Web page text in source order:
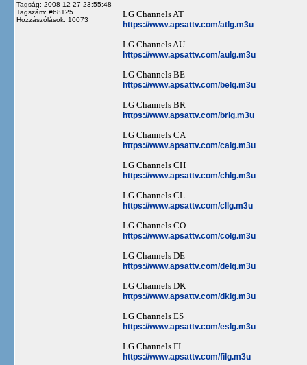
Tagság: 2008-12-27 23:55:48
Tagszám: #68125
Hozzászólások: 10073
LG Channels AT
https://www.apsattv.com/atlg.m3u
LG Channels AU
https://www.apsattv.com/aulg.m3u
LG Channels BE
https://www.apsattv.com/belg.m3u
LG Channels BR
https://www.apsattv.com/brlg.m3u
LG Channels CA
https://www.apsattv.com/calg.m3u
LG Channels CH
https://www.apsattv.com/chlg.m3u
LG Channels CL
https://www.apsattv.com/cllg.m3u
LG Channels CO
https://www.apsattv.com/colg.m3u
LG Channels DE
https://www.apsattv.com/delg.m3u
LG Channels DK
https://www.apsattv.com/dklg.m3u
LG Channels ES
https://www.apsattv.com/eslg.m3u
LG Channels FI
https://www.apsattv.com/filg.m3u